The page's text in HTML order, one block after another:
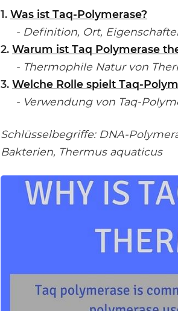
1. Was ist Taq-Polymerase?
- Definition, Ort,
2. Warum ist Taq Polymerase
- Thermophile Natur von
3. Welche Rolle spielt Taq-
- Verwendung von Taq-
Schlüsselbegriffe: DNA-
Bakterien, Thermus aquaticus